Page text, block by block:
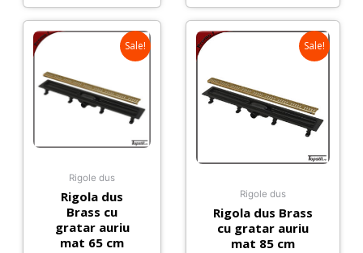
Sale!
Rigole dus
Rigola dus
Brass cu
gratar auriu
mat 65 cm
Sale!
Rigole dus
Rigola dus Brass
cu gratar auriu
mat 85 cm